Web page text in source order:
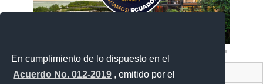
En cumplimiento de lo dispuesto en el
Acuerdo No. 012-2019 , emitido por el
Contacto Ciudadano Digital